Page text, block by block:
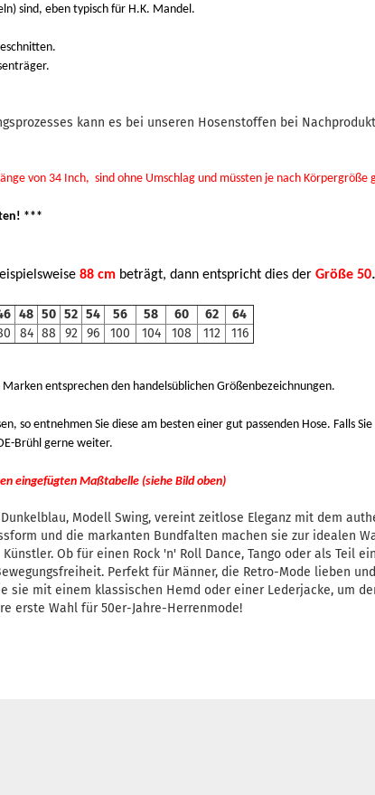
sind, eben typisch für H.K. Mandel.
kann es bei unseren Hosenstoffen bei
von 34 Inch, sind ohne Umschlag und müssten je nach Körpergröße
***
88 cm beträgt, dann entspricht dies der Größe 50.
48 50 52 54 56 58 60 62
64
84 88 92 96 100 104 108 112 116
entsprechen den handelsüblichen Größenbezeichnungen.
so entnehmen Sie diese am besten einer gut passenden Hose. Falls
Brühl gerne weiter.
eingefügten Maßtabelle (siehe Bild oben)
Modell Swing, vereint zeitlose Eleganz mit dem
und die markanten Bundfalten machen sie zur idealen
Ob für einen Rock 'n' Roll Dance, Tango oder als Teil
Perfekt für Männer, die Retro-Mode lieben
sie mit einem klassischen Hemd oder einer Lederjacke, um
erste Wahl für 50er-Jahre-Herrenmode!